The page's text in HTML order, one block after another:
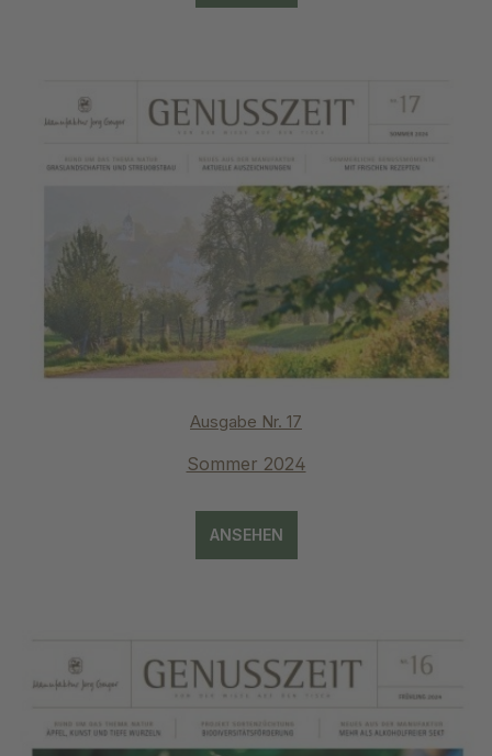
Ausgabe Nr. 17
Sommer 2024
ANSEHEN